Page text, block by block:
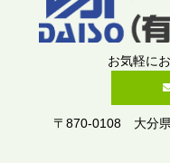
お気軽に
〒870-0108 大分